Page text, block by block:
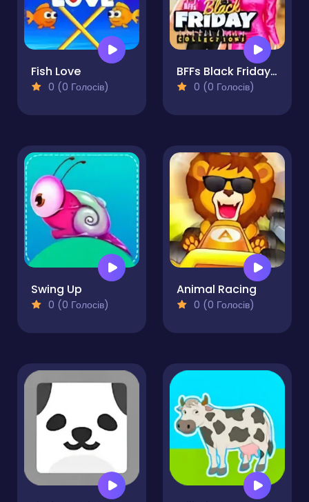
Fish Love
0 (0 Голосів)
BFFs Black Friday Collection
0 (0 Голосів)
Swing Up
0 (0 Голосів)
Animal Racing
0 (0 Голосів)